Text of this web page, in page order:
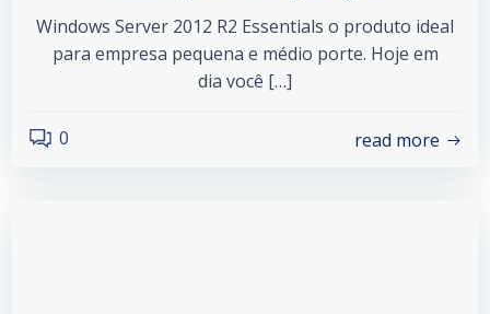
Windows Server 2012 R2 Essentials o produto ideal
para empresa pequena e médio porte. Hoje em
dia você […]
0 read more